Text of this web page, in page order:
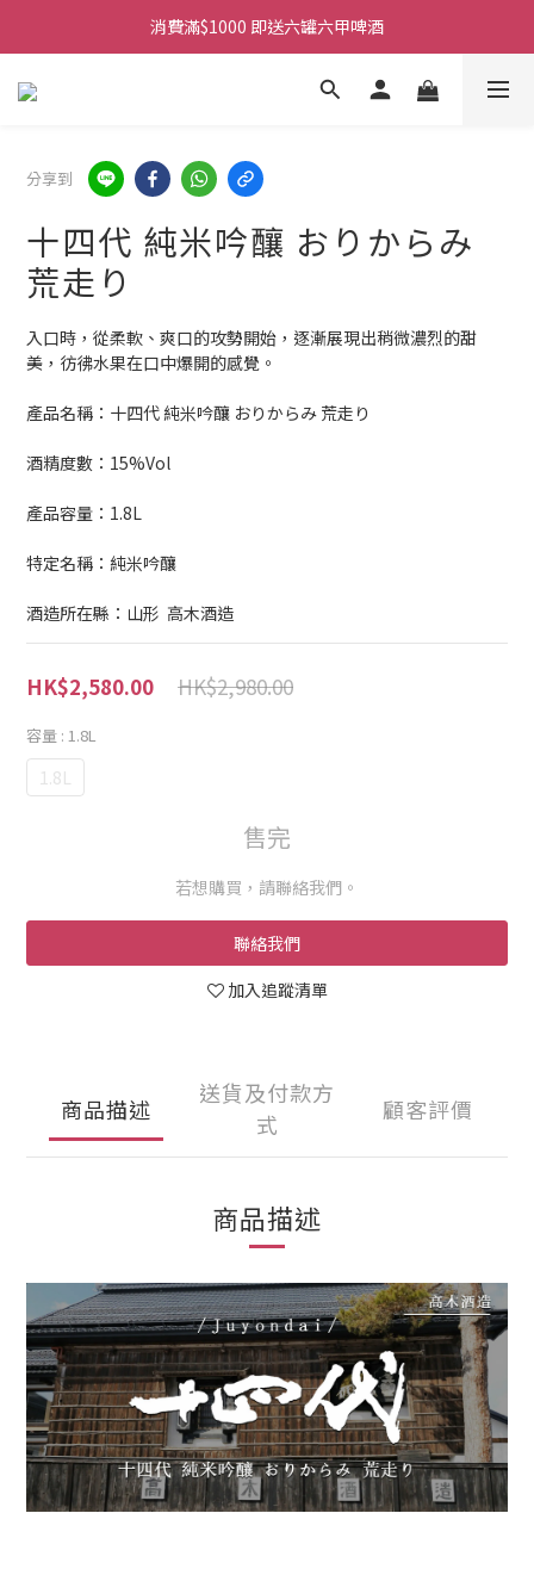
購物滿$380免運費。工作日 14:00截單, 翌日順豐凍運派送。
消費滿$1000 即送六罐六甲啤酒
購物滿$380免運費。工作日 14:00截單, 翌日順豐凍運派送。
分享到
十四代 純米吟釀 おりからみ
荒走り
入口時，從柔軟、爽口的攻勢開始，逐漸展現出稍微濃烈的甜
美，彷彿水果在口中爆開的感覺。
產品名稱：十四代 純米吟釀 おりからみ 荒走り
酒精度數：15%Vol
產品容量：1.8L
特定名稱：純米吟釀
酒造所在縣：山形  高木酒造
HK$2,980.00
HK$2,580.00
容量 : 1.8L
1.8L
售完
若想購買，請聯絡我們。
聯絡我們
加入追蹤清單
商品描述
送貨及付款方
式
顧客評價
商品描述